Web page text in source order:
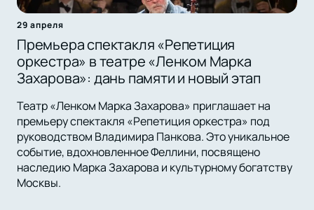
29 апреля
Премьера спектакля «Репетиция
оркестра» в театре «Ленком Марка
Захарова»: дань памяти и новый этап
Театр «Ленком Марка Захарова» приглашает на
премьеру спектакля «Репетиция оркестра» под
руководством Владимира Панкова. Это уникальное
событие, вдохновленное Феллини, посвящено
наследию Марка Захарова и культурному богатству
Москвы.